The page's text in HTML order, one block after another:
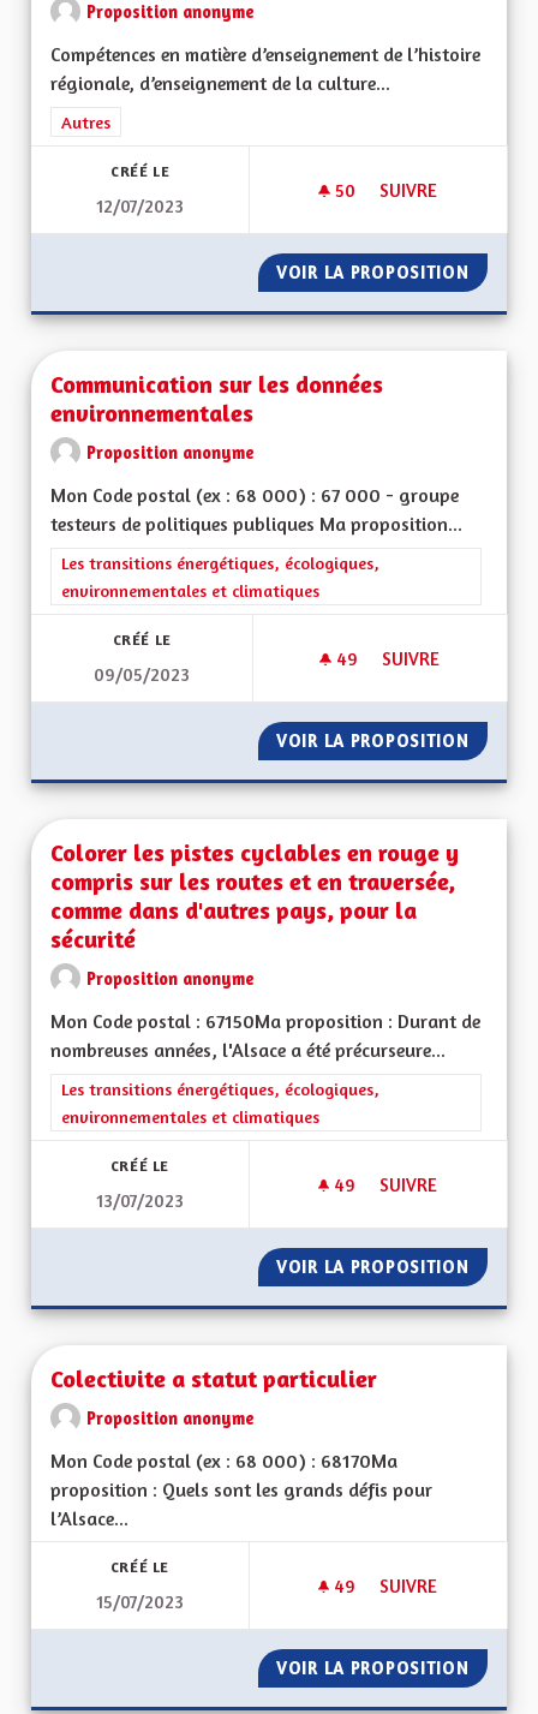
Proposition anonyme
Compétences en matière d’enseignement de l’histoire
régionale, d’enseignement de la culture...
Filtrer les résultats de la catégorie : Autres
Autres
CRÉÉ LE
12/07/2023
50 50 ABONNÉS
SUIVRE
VOIR LA PROPOSITION
Communication sur les données
environnementales
Proposition anonyme
Mon Code postal (ex : 68 000) : 67 000 - groupe
testeurs de politiques publiques Ma proposition...
Filtrer les résultats de la catégorie : Les transitions
Les transitions énergétiques, écologiques,
environnementales et climatiques
CRÉÉ LE
09/05/2023
49 49 ABONNÉS
SUIVRE
VOIR LA PROPOSITION
Colorer les pistes cyclables en rouge y
compris sur les routes et en traversée,
comme dans d'autres pays, pour la
sécurité
Proposition anonyme
Mon Code postal : 67150Ma proposition : Durant de
nombreuses années, l'Alsace a été précurseure...
Filtrer les résultats de la catégorie : Les transitions
Les transitions énergétiques, écologiques,
environnementales et climatiques
CRÉÉ LE
13/07/2023
49 49 ABONNÉS
SUIVRE
VOIR LA PROPOSITION
Colectivite a statut particulier
Proposition anonyme
Mon Code postal (ex : 68 000) : 68170Ma
proposition : Quels sont les grands défis pour
l’Alsace...
CRÉÉ LE
15/07/2023
49 49 ABONNÉS
SUIVRE
VOIR LA PROPOSITION